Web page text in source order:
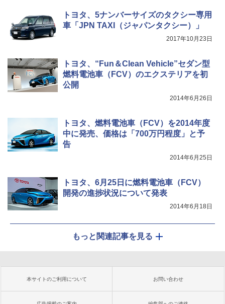
トヨタ、5ナンバーサイズのタクシー専用
車「JPN TAXI（ジャパンタクシー）」
2017年10月23日
トヨタ、“Fun＆Clean Vehicle”セダン型
燃料電池車（FCV）のエクステリアを初
公開
2014年6月26日
トヨタ、燃料電池車（FCV）を2014年度
中に発売、価格は「700万円程度」と予
告
2014年6月25日
トヨタ、6月25日に燃料電池車（FCV）
開発の進捗状況について発表
2014年6月18日
もっと関連記事を見る
本サイトのご利用について お問い合わせ